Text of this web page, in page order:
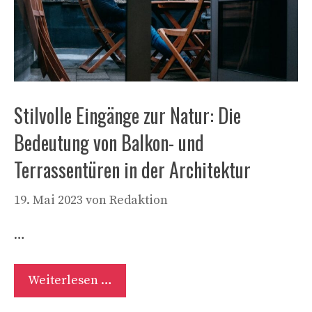
Stilvolle Eingänge zur Natur: Die
Bedeutung von Balkon- und
Terrassentüren in der Architektur
19. Mai 2023 vonRedaktion
…
Weiterlesen …